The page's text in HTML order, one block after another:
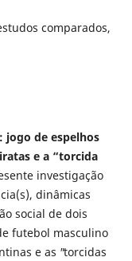
comparados,
jogo de espelhos
e a “torcida
investigação
dinâmicas
social de dois
futebol masculino
e as "torcidas